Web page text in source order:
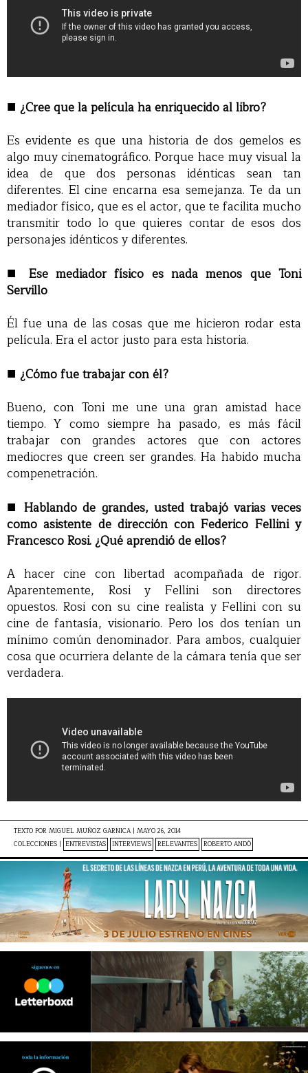
■ ¿Cree que la película ha enriquecido al libro?
Es evidente es que una historia de dos gemelos es
algo muy cinematográfico. Porque hace muy visual la
idea de que dos personas idénticas sean tan
diferentes. El cine encarna esa semejanza. Te da un
mediador físico, que es el actor, que te facilita mucho
transmitir todo lo que quieres contar de esos dos
personajes idénticos y diferentes.
■
Ese mediador físico es nada menos que Toni
Servillo
Él fue una de las cosas que me hicieron rodar esta
película. Era el actor justo para esta historia.
■ ¿Cómo fue trabajar con él?
Bueno, con Toni me une una gran amistad hace
tiempo. Y como siempre ha pasado, es más fácil
trabajar con grandes actores que con actores
mediocres que creen ser grandes. Ha habido mucha
compenetración.
■Hablando de grandes, usted trabajó varias veces
como asistente de dirección con Federico Fellini y
Francesco Rosi. ¿Qué aprendió de ellos?
A hacer cine con libertad acompañada de rigor.
Aparentemente, Rosi y Fellini son directores
opuestos. Rosi con su cine realista y Fellini con su
cine de fantasía, visionario. Pero los dos tenían un
mínimo común denominador. Para ambos, cualquier
cosa que ocurriera delante de la cámara tenía que ser
verdadera.
TEXTO POR MIGUEL MUÑOZ GARNICA | MAYO 26, 2014
COLECCIONES | ENTREVISTAS INTERVIEWS RELEVANTES ROBERTO ANDÒ